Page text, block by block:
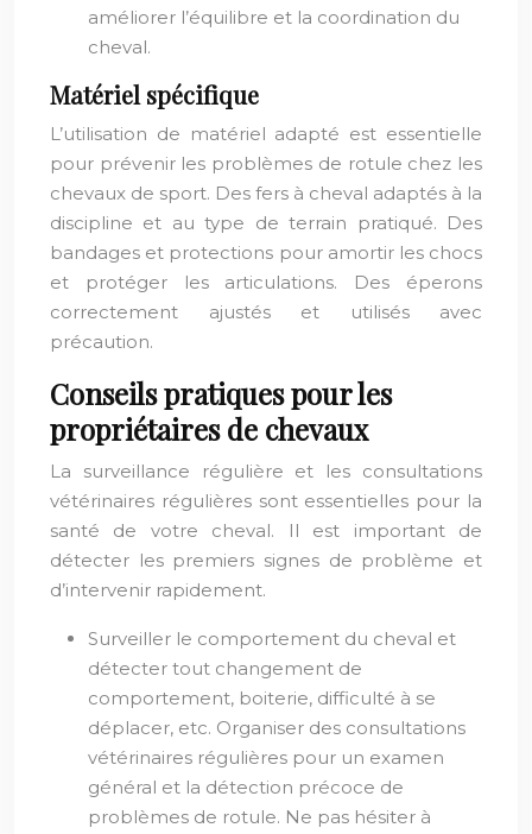
améliorer l’équilibre et la coordination du
cheval.
Matériel spécifique
L’utilisation de matériel adapté est essentielle
pour prévenir les problèmes de rotule chez les
chevaux de sport. Des fers à cheval adaptés à la
discipline et au type de terrain pratiqué. Des
bandages et protections pour amortir les chocs
et protéger les articulations. Des éperons
correctement ajustés et utilisés avec
précaution.
Conseils pratiques pour les
propriétaires de chevaux
La surveillance régulière et les consultations
vétérinaires régulières sont essentielles pour la
santé de votre cheval. Il est important de
détecter les premiers signes de problème et
d’intervenir rapidement.
Surveiller le comportement du cheval et
détecter tout changement de
comportement, boiterie, difficulté à se
déplacer, etc. Organiser des consultations
vétérinaires régulières pour un examen
général et la détection précoce de
problèmes de rotule. Ne pas hésiter à